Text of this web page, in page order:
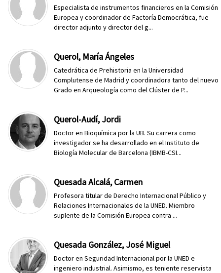
Especialista de instrumentos financieros en la Comisión
Europea y coordinador de Factoría Democrática, fue
director adjunto y director del g...
Querol, María Ángeles
Catedrática de Prehistoria en la Universidad
Complutense de Madrid y coordinadora tanto del nuevo
Grado en Arqueología como del Clúster de P...
Querol-Audí, Jordi
Doctor en Bioquímica por la UB. Su carrera como
investigador se ha desarrollado en el Instituto de
Biología Molecular de Barcelona (IBMB-CSI...
Quesada Alcalá, Carmen
Profesora titular de Derecho Internacional Público y
Rela­ciones Internacionales de la UNED. Miembro
suplente de la Comisión Europea contra ...
Quesada González, José Miguel
Doctor en Seguridad Internacional por la UNED e
ingeniero industrial. Asimismo, es teniente reservista